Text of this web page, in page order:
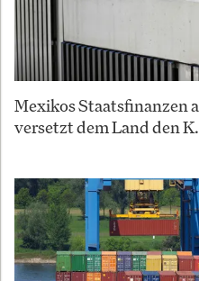
Mexikos Staatsfinanzen
versetzt dem Land den